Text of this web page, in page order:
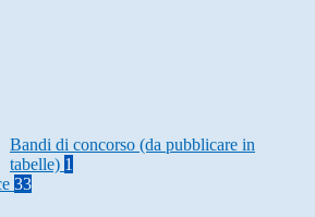
Bandi di concorso (da pubblicare in
tabelle) 1
33